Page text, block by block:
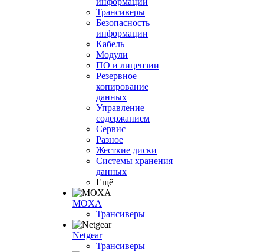
Трансиверы
Безопасность
информации
Кабель
Модули
ПО и лицензии
Резервное
копирование
данных
Управление
содержанием
Сервис
Разное
Жесткие диски
Системы хранения
данных
Ещё
MOXA
Трансиверы
Netgear
Трансиверы